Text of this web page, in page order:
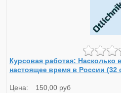
Курсовая работая: Насколько
настоящее время в России (32
Цена: 150,00 руб